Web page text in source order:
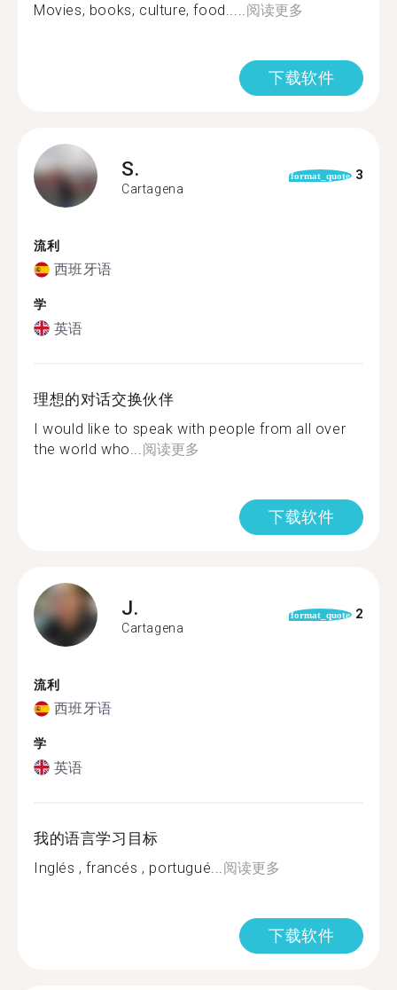
Movies, books, culture, food..... 阅读更多
下载软件
S.
Cartagena
format_quote 3
流利
西班牙语
学
英语
理想的对话交换伙伴
I would like to speak with people from all over
the world who... 阅读更多
下载软件
J.
Cartagena
format_quote 2
流利
西班牙语
学
英语
我的语言学习目标
Inglés , francés , portugué... 阅读更多
下载软件